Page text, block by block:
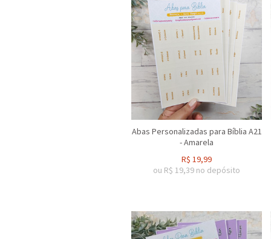
Abas Personalizadas para Bíblia A21
- Amarela
R$ 19,99
ou R$ 19,39 no depósito